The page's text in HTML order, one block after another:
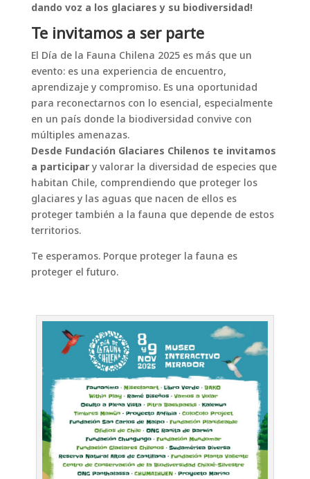
dando voz a los glaciares y su biodiversidad!
Te invitamos a ser parte
El Día de la Fauna Chilena 2025 es más que un
evento: es una experiencia de encuentro,
aprendizaje y compromiso. Es una oportunidad
para reconectarnos con lo esencial, especialmente
en un país donde la biodiversidad convive con
múltiples amenazas.
Desde Fundación Glaciares Chilenos te invitamos
a participary valorar la diversidad de especies que
habitan Chile, comprendiendo que proteger los
glaciares y las aguas que nacen de ellos es
proteger también a la fauna que depende de estos
territorios.
Te esperamos. Porque proteger la fauna es
proteger el futuro.